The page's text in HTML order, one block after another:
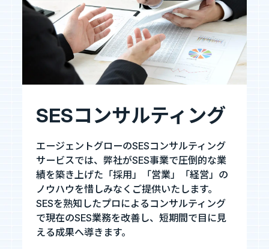
SESコンサルティング
エージェントグローのSESコンサルティング
サービスでは、弊社がSES事業で圧倒的な業
績を築き上げた「採用」「営業」「経営」の
ノウハウを惜しみなくご提供いたします。
SESを熟知したプロによるコンサルティング
で現在のSES業務を改善し、短期間で目に見
える成果へ導きます。